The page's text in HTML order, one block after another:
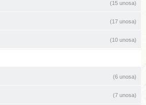
(15 unosa)
(17 unosa)
(10 unosa)
(6 unosa)
(7 unosa)